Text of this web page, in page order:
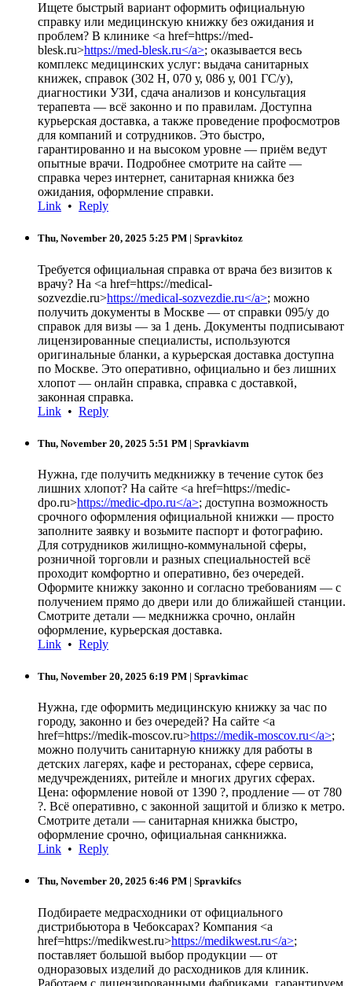
Ищете быстрый вариант оформить официальную
справку или медицинскую книжку без ожидания и
проблем? В клинике <a href=https://med-
blesk.ru>https://med-blesk.ru</a>; оказывается весь
комплекс медицинских услуг: выдача санитарных
книжек, справок (302 Н, 070 у, 086 у, 001 ГС/у),
диагностики УЗИ, сдача анализов и консультация
терапевта — всё законно и по правилам. Доступна
курьерская доставка, а также проведение профосмотров
для компаний и сотрудников. Это быстро,
гарантированно и на высоком уровне — приём ведут
опытные врачи. Подробнее смотрите на сайте —
справка через интернет, санитарная книжка без
ожидания, оформление справки.
Link • Reply
Thu, November 20, 2025 5:25 PM | Spravkitoz
Требуется официальная справка от врача без визитов к
врачу? На <a href=https://medical-
sozvezdie.ru>https://medical-sozvezdie.ru</a>; можно
получить документы в Москве — от справки 095/у до
справок для визы — за 1 день. Документы подписывают
лицензированные специалисты, используются
оригинальные бланки, а курьерская доставка доступна
по Москве. Это оперативно, официально и без лишних
хлопот — онлайн справка, справка с доставкой,
законная справка.
Link • Reply
Thu, November 20, 2025 5:51 PM | Spravkiavm
Нужна, где получить медкнижку в течение суток без
лишних хлопот? На сайте <a href=https://medic-
dpo.ru>https://medic-dpo.ru</a>; доступна возможность
срочного оформления официальной книжки — просто
заполните заявку и возьмите паспорт и фотографию.
Для сотрудников жилищно-коммунальной сферы,
розничной торговли и разных специальностей всё
проходит комфортно и оперативно, без очередей.
Оформите книжку законно и согласно требованиям — с
получением прямо до двери или до ближайшей станции.
Смотрите детали — медкнижка срочно, онлайн
оформление, курьерская доставка.
Link • Reply
Thu, November 20, 2025 6:19 PM | Spravkimac
Нужна, где оформить медицинскую книжку за час по
городу, законно и без очередей? На сайте <a
href=https://medik-moscov.ru>https://medik-moscov.ru</a>;
можно получить санитарную книжку для работы в
детских лагерях, кафе и ресторанах, сфере сервиса,
медучреждениях, ритейле и многих других сферах.
Цена: оформление новой от 1390 ?, продление — от 780
?. Всё оперативно, с законной защитой и близко к метро.
Смотрите детали — санитарная книжка быстро,
оформление срочно, официальная санкнижка.
Link • Reply
Thu, November 20, 2025 6:46 PM | Spravkifcs
Подбираете медрасходники от официального
дистрибьютора в Чебоксарах? Компания <a
href=https://medikwest.ru>https://medikwest.ru</a>;
поставляет большой выбор продукции — от
одноразовых изделий до расходников для клиник.
Работаем с лицензированными фабриками, гарантируем